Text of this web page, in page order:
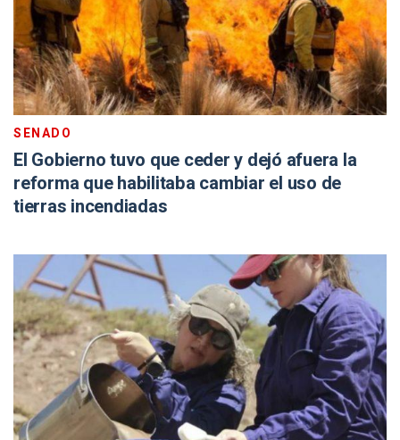
SENADO
El Gobierno tuvo que ceder y dejó afuera la
reforma que habilitaba cambiar el uso de
tierras incendiadas